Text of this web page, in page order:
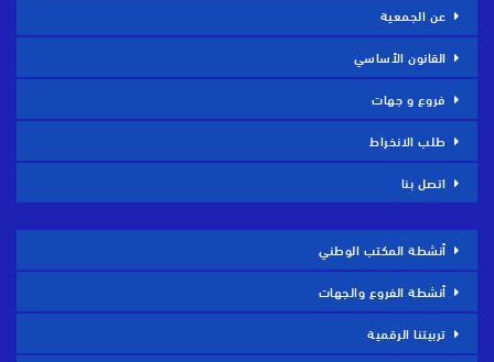
عن الجمعية
القانون الأساسي
فروع و جهات
طلب الانخراط
اتصل بنا
أنشطة المكتب الوطني
أنشطة الفروع والجهات
تربيتنا الرقمية